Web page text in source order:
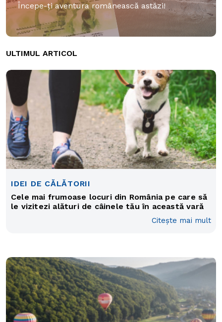
Începe-ți aventura românească astăzi!
ULTIMUL ARTICOL
IDEI DE CĂLĂTORII
Cele mai frumoase locuri din România pe care să
le vizitezi alături de câinele tău în această vară
Citește mai mult